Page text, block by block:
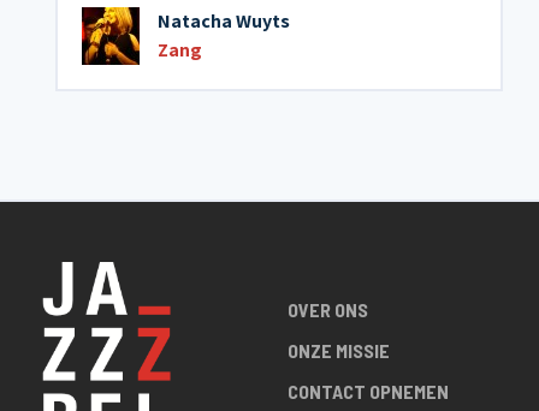
Natacha Wuyts
Zang
OVER ONS
ONZE MISSIE
CONTACT OPNEMEN